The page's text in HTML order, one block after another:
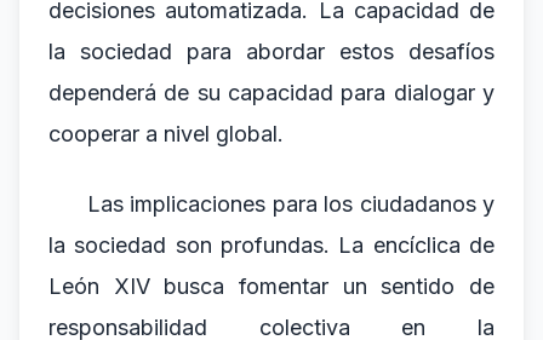
decisiones automatizada. La capacidad de
la sociedad para abordar estos desafíos
dependerá de su capacidad para dialogar y
cooperar a nivel global.
Las implicaciones para los ciudadanos y
la sociedad son profundas. La encíclica de
León XIV busca fomentar un sentido de
responsabilidad colectiva en la